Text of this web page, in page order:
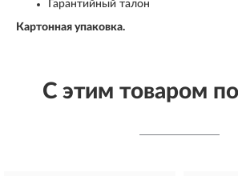
Гарантийный талон
Картонная упаковка.
С этим товаром